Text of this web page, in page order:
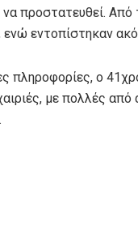
προστατευθεί. Από
εντοπίστηκαν
πληροφορίες, ο
με πολλές